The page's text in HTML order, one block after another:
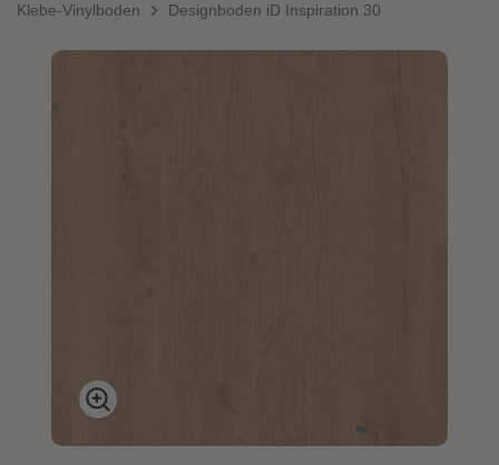
Klebe-Vinylboden
Designboden iD Inspiration 30